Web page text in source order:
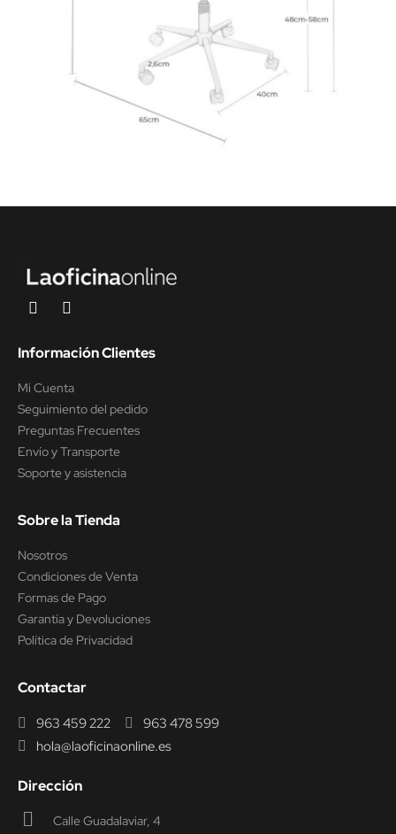
Información Clientes
Mi Cuenta
Seguimiento del pedido
Preguntas Frecuentes
Envío y Transporte
Soporte y asistencia
Sobre la Tienda
Nosotros
Condiciones de Venta
Formas de Pago
Garantía y Devoluciones
Política de Privacidad
Contactar
963 459 222
963 478 599
hola@laoficinaonline.es
Dirección
Calle Guadalaviar, 4